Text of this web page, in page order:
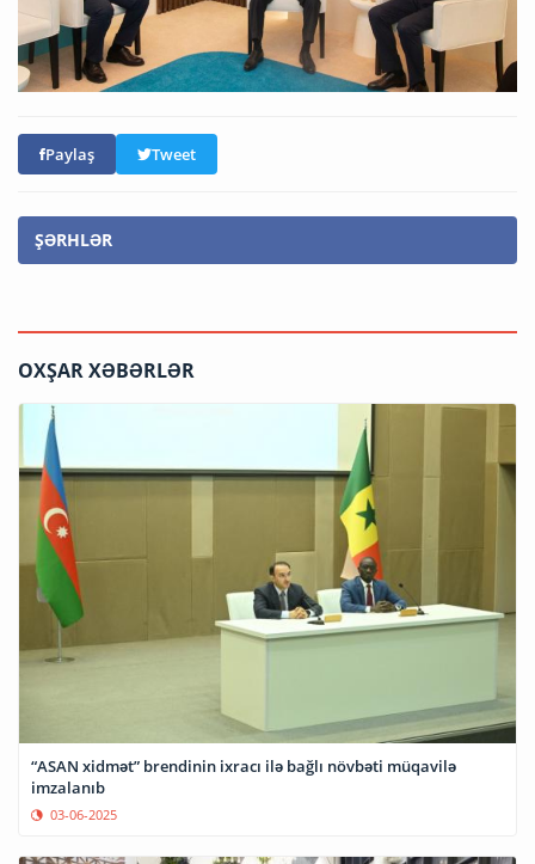
Paylaş Tweet
ŞƏRHLƏR
OXŞAR XƏBƏRLƏR
“ASAN xidmət” brendinin ixracı ilə bağlı növbəti müqavilə
imzalanıb
03-06-2025